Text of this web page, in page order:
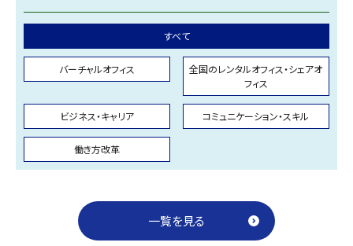
すべて
バーチャルオフィス
全国のレンタルオフィス・シェアオ
フィス
ビジネス・キャリア コミュニケーション・スキル
働き方改革
一覧を見る